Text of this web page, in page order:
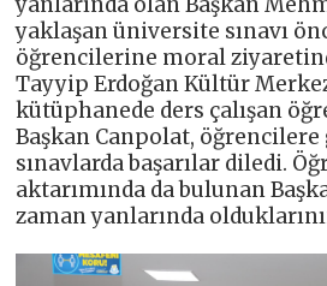
yaklaşan üniversite sınavı
öğrencilerine moral
Tayyip Erdoğan Kültür
kütüphanede ders çalışan
Başkan Canpolat,
sınavlarda başarılar diledi.
aktarımında da bulunan
zaman yanlarında